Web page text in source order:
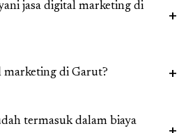
jasa digital marketing di
marketing di Garut?
termasuk dalam biaya